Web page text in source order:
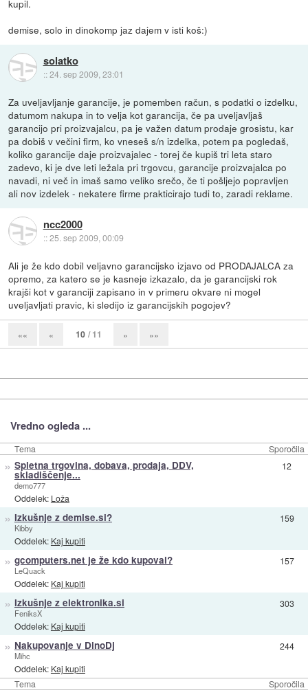
kupil.
demise, solo in dinokomp jaz dajem v isti koš:)
solatko
::24. sep 2009, 23:01
Za uveljavljanje garancije, je pomemben račun, s podatki o izdelku,
datumom nakupa in to velja kot garancija, če pa uveljavljaš
garancijo pri proizvajalcu, pa je važen datum prodaje grosistu, kar
pa dobiš v večini firm, ko vneseš s/n izdelka, potem pa pogledaš,
koliko garancije daje proizvajalec - torej če kupiš tri leta staro
zadevo, ki je dve leti ležala pri trgovcu, garancije proizvajalca po
navadi, ni več in imaš samo veliko srečo, če ti pošljejo popravljen
ali nov izdelek - nekatere firme prakticirajo tudi to, zaradi reklame.
ncc2000
::25. sep 2009, 00:09
Ali je že kdo dobil veljavno garancijsko izjavo od PRODAJALCA za
opremo, za katero se je kasneje izkazalo, da je garancijski rok
krajši kot v garanciji zapisano in v primeru okvare ni mogel
uveljavljati pravic, ki sledijo iz garancijskih pogojev?
«« « 10 / 11 » »»
Vredno ogleda ...
Tema Sporočila
Tema Sporočila
» Spletna trgovina, dobava, prodaja, DDV,
skladiščenje...
demo777
Oddelek: Loža
12
» Izkušnje z demise.si?
Kibby
Oddelek: Kaj kupiti
159
» gcomputers.net je že kdo kupoval?
LeQuack
Oddelek: Kaj kupiti
157
» Izkušnje z elektronika.si
FeniksX
Oddelek: Kaj kupiti
303
» Nakupovanje v DinoDj
Mihc
Oddelek: Kaj kupiti
244